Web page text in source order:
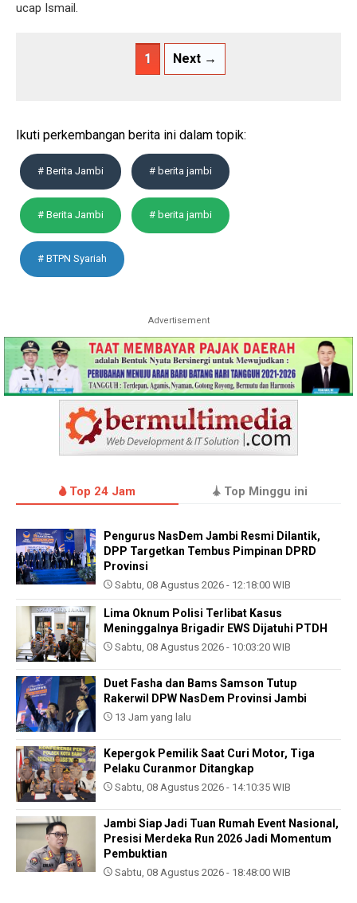
ucap Ismail.
1 Next →
Ikuti perkembangan berita ini dalam topik:
# Berita Jambi # berita jambi
# Berita Jambi # berita jambi
# BTPN Syariah
Advertisement
Top 24 Jam Top Minggu ini
Pengurus NasDem Jambi Resmi Dilantik,
DPP Targetkan Tembus Pimpinan DPRD
Provinsi
Sabtu, 08 Agustus 2026 - 12:18:00 WIB
Lima Oknum Polisi Terlibat Kasus
Meninggalnya Brigadir EWS Dijatuhi PTDH
Sabtu, 08 Agustus 2026 - 10:03:20 WIB
Duet Fasha dan Bams Samson Tutup
Rakerwil DPW NasDem Provinsi Jambi
13 Jam yang lalu
Kepergok Pemilik Saat Curi Motor, Tiga
Pelaku Curanmor Ditangkap
Sabtu, 08 Agustus 2026 - 14:10:35 WIB
Jambi Siap Jadi Tuan Rumah Event Nasional,
Presisi Merdeka Run 2026 Jadi Momentum
Pembuktian
Sabtu, 08 Agustus 2026 - 18:48:00 WIB